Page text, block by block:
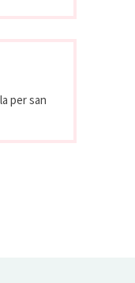
per san